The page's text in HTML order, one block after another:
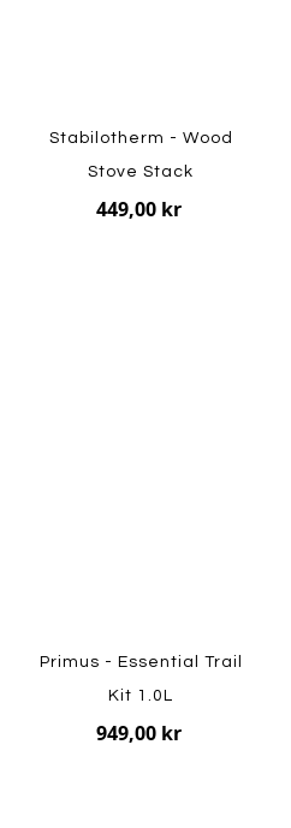
Stabilotherm - Wood
Stove Stack
449,00 kr
Primus - Essential Trail
Kit 1.0L
949,00 kr